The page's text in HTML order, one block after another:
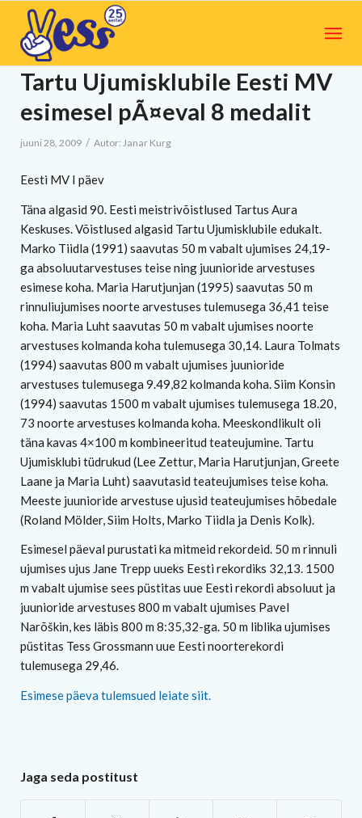
Tartu Ujumisklubile Eesti MV
esimesel pÃ¤eval 8 medalit
juuni 28, 2009 / Autor: Janar Kurg
Eesti MV I päev
Täna algasid 90. Eesti meistrivõistlused Tartus Aura
Keskuses. Võistlused algasid Tartu Ujumisklubile edukalt.
Marko Tiidla (1991) saavutas 50 m vabalt ujumises 24,19-
ga absoluutarvestuses teise ning juunioride arvestuses
esimese koha. Maria Harutjunjan (1995) saavutas 50 m
rinnuliujumises noorte arvestuses tulemusega 36,41 teise
koha. Maria Luht saavutas 50 m vabalt ujumises noorte
arvestuses kolmanda koha tulemusega 30,14. Laura Tolmats
(1994) saavutas 800 m vabalt ujumises juunioride
arvestuses tulemusega 9.49,82 kolmanda koha. Siim Konsin
(1994) saavutas 1500 m vabalt ujumises tulemusega 18.20,
73 noorte arvestuses kolmanda koha. Meeskondlikult oli
täna kavas 4×100 m kombineeritud teateujumine. Tartu
Ujumisklubi tüdrukud (Lee Zettur, Maria Harutjunjan, Greete
Laane ja Maria Luht) saavutasid teateujumises teise koha.
Meeste juunioride arvestuse ujusid teateujumises hõbedale
(Roland Mölder, Siim Holts, Marko Tiidla ja Denis Kolk).
Esimesel päeval purustati ka mitmeid rekordeid. 50 m rinnuli
ujumises ujus Jane Trepp uueks Eesti rekordiks 32,13. 1500
m vabalt ujumise sees püstitas uue Eesti rekordi absoluut ja
juunioride arvestuses 800 m vabalt ujumises Pavel
Narõškin, kes läbis 800 m 8:35,32-ga. 50 m liblika ujumises
püstitas Tess Grossmann uue Eesti noorterekordi
tulemusega 29,46.
Esimese päeva tulemsued leiate siit.
Jaga seda postitust